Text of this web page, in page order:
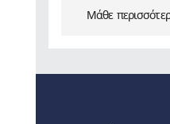
Μάθε